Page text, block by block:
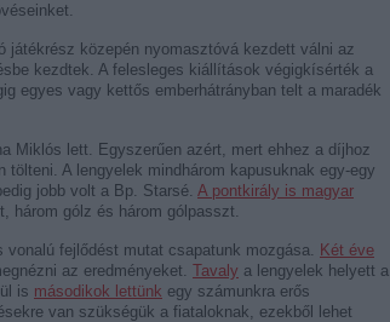
közepén nyomasztóvá kezdett válni az
kezdtek. A felesleges kiállítások végigkísérték a
egyes vagy kettős emberhátrányban telt a maradék
Miklós lett. Egyszerűen azért, mert ehhez a díjhoz
tölteni. A lengyelek mindhárom kapusuknak egy-egy
jobb volt a Bp. Starsé. A pontkirály is magyar
három gólz és három gólpasszt.
fejlődést mutat csapatunk mozgása. Két éve
az eredményeket. Tavaly a lengyelek helyett a
is másodikok lettünk egy számunkra erős
van szükségük a fiataloknak, ezekből lehet